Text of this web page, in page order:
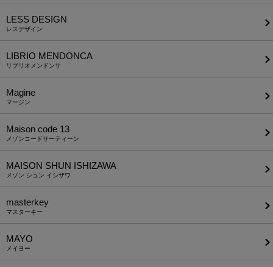
LESS DESIGN
レスデザイン
LIBRIO MENDONCA
リブリオメンドンサ
Magine
マージン
Maison code 13
メゾンコードサーティーン
MAISON SHUN ISHIZAWA
メゾン シュン イシザワ
masterkey
マスターキー
MAYO
メイヨー